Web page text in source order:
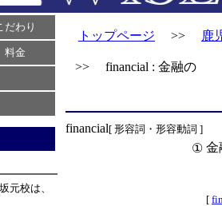
だわり
金
校は、
トップページ >> 鹿
>> financial : 金融の
financial[ 形容詞・形容動詞 ]
① 金
[